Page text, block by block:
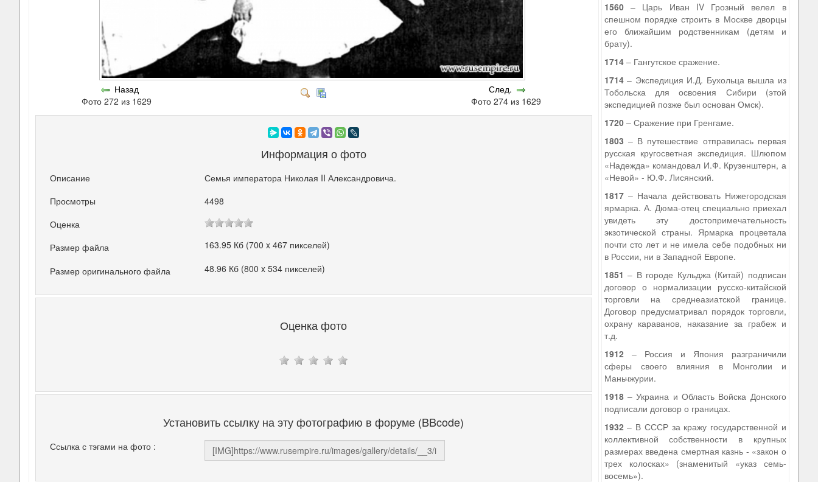
Назад
Фото 272 из 1629
След.
Фото 274 из 1629
Информация о фото
Описание
Семья императора Николая II Александровича.
Просмотры
4498
Оценка
Размер файла
163.95 Кб (700 x 467 пикселей)
Размер оригинального файла 48.96 Кб (800 x 534 пикселей)
Оценка фото
Установить ссылку на эту фотографию в форуме (BBcode)
Ссылка с тэгами на фото :
1560– Царь Иван IV Грозный велел в
спешном порядке строить в Москве дворцы
его ближайшим родственникам (детям и
брату).
1714– Гангутское сражение.
1714– Экспедиция И.Д. Бухольца вышла из
Тобольска для освоения Сибири (этой
экспедицией позже был основан Омск).
1720– Сражение при Гренгаме.
1803 – В путешествие отправилась первая
русская кругосветная экспедиция. Шлюпом
«Надежда» командовал И.Ф. Крузенштерн, а
«Невой» - Ю.Ф. Лисянский.
1817– Начала действовать Нижегородская
ярмарка. А. Дюма-отец специально приехал
увидеть эту достопримечательность
экзотической страны. Ярмарка процветала
почти сто лет и не имела себе подобных ни
в России, ни в Западной Европе.
1851 – В городе Кульджа (Китай) подписан
договор о нормализации русско-китайской
торговли на среднеазиатской границе.
Договор предусматривал порядок торговли,
охрану караванов, наказание за грабеж и
т.д.
1912– Россия и Япония разграничили
сферы своего влияния в Монголии и
Маньчжурии.
1918– Украина и Область Войска Донского
подписали договор о границах.
1932– В СССР за кражу государственной и
коллективной собственности в крупных
размерах введена смертная казнь - «закон о
трех колосках» (знаменитый «указ семь-
восемь»).